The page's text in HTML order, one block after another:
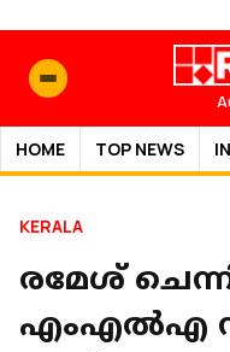
HOME TOP NEWS
KERALA
രമേശ്
എംഎല്‍എ